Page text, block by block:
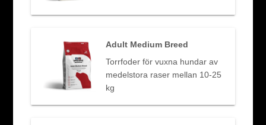
Adult Medium Breed
Torrfoder för vuxna hundar av
medelstora raser mellan 10-25
kg